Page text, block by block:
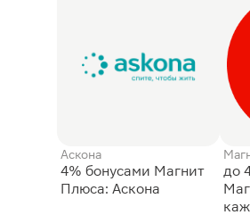
Аскона
4% бонусами Магнит
Плюса: Аскона
до